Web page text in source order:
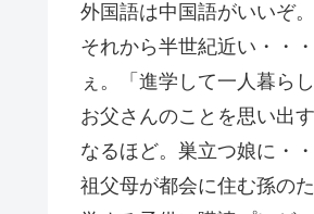
外国語は中国語がいいぞ
それから半世紀近い・・
ぇ。「進学して一人暮ら
お父さんのことを思い出
なるほど。巣立つ娘に・
祖父母が都会に住む孫の